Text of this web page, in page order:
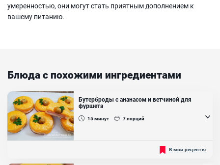
умеренностью, они могут стать приятным дополнением к
вашему питанию.
Блюда с похожими ингредиентами
Бутерброды с ананасом и ветчиной для
фуршета
15минут 7порций
Вкуснейшие, оригинальные бутерброды с ветчиной и ананасом!
Вкус таких бутербродов удивит Вас и всех Ваших гостей, особенно
они понравятся детям. Такие "солнечные" бутерброды украсят
В мои рецепты